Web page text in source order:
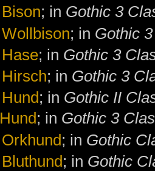
Bison; in Gothic 3
Wollbison; in Gothic
Hase; in Gothic 3
Hirsch; in Gothic 3
Hund; in Gothic II
Hund; in Gothic 3
Orkhund; in Gothic
Bluthund; in Gothic